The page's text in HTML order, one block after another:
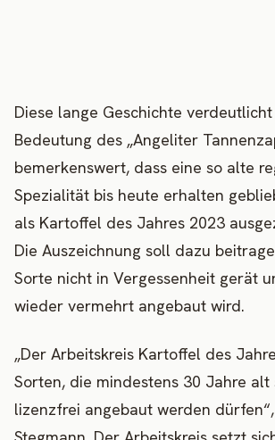
Diese lange Geschichte
Bedeutung des „Angeliter
bemerkenswert, dass eine so alte
Spezialität bis heute erhalten
als Kartoffel des Jahres 2023
Die Auszeichnung soll dazu
Sorte nicht in Vergessenheit gerät
wieder vermehrt angebaut wird.
„Der Arbeitskreis Kartoffel des
Sorten, die mindestens 30 Jahre
lizenzfrei angebaut werden